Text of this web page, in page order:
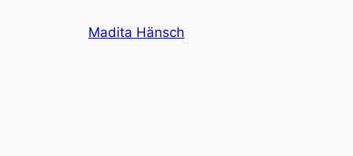
Madita Hänsch